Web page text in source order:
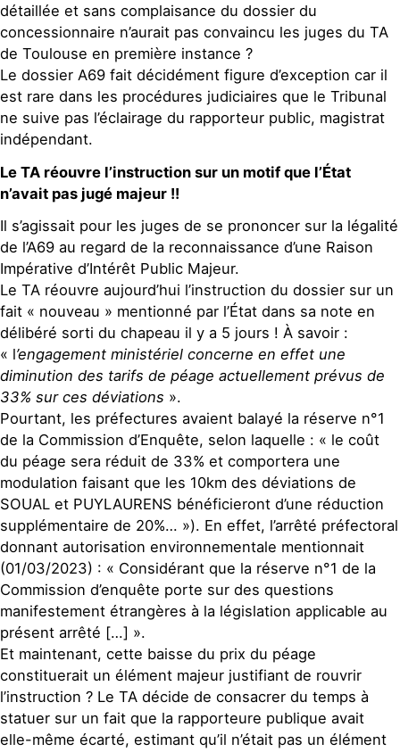
détaillée et sans complaisance du dossier du
concessionnaire n’aurait pas convaincu les juges du TA
de Toulouse en première instance ?
Le dossier A69 fait décidément figure d’exception car il
est rare dans les procédures judiciaires que le Tribunal
ne suive pas l’éclairage du rapporteur public, magistrat
indépendant.
Le TA réouvre l’instruction sur un motif que l’État
n’avait pas jugé majeur !!
Il s’agissait pour les juges de se prononcer sur la légalité
de l’A69 au regard de la reconnaissance d’une Raison
Impérative d’Intérêt Public Majeur.
Le TA réouvre aujourd’hui l’instruction du dossier sur un
fait « nouveau » mentionné par l’État dans sa note en
délibéré sorti du chapeau il y a 5 jours ! À savoir :
« l’engagement ministériel concerne en effet une
diminution des tarifs de péage actuellement prévus de
33% sur ces déviations ».
Pourtant, les préfectures avaient balayé la réserve n°1
de la Commission d’Enquête, selon laquelle : « le coût
du péage sera réduit de 33% et comportera une
modulation faisant que les 10km des déviations de
SOUAL et PUYLAURENS bénéficieront d’une réduction
supplémentaire de 20%… »). En effet, l’arrêté préfectoral
donnant autorisation environnementale mentionnait
(01/03/2023) : « Considérant que la réserve n°1 de la
Commission d’enquête porte sur des questions
manifestement étrangères à la législation applicable au
présent arrêté […] ».
Et maintenant, cette baisse du prix du péage
constituerait un élément majeur justifiant de rouvrir
l’instruction ? Le TA décide de consacrer du temps à
statuer sur un fait que la rapporteure publique avait
elle-même écarté, estimant qu’il n’était pas un élément